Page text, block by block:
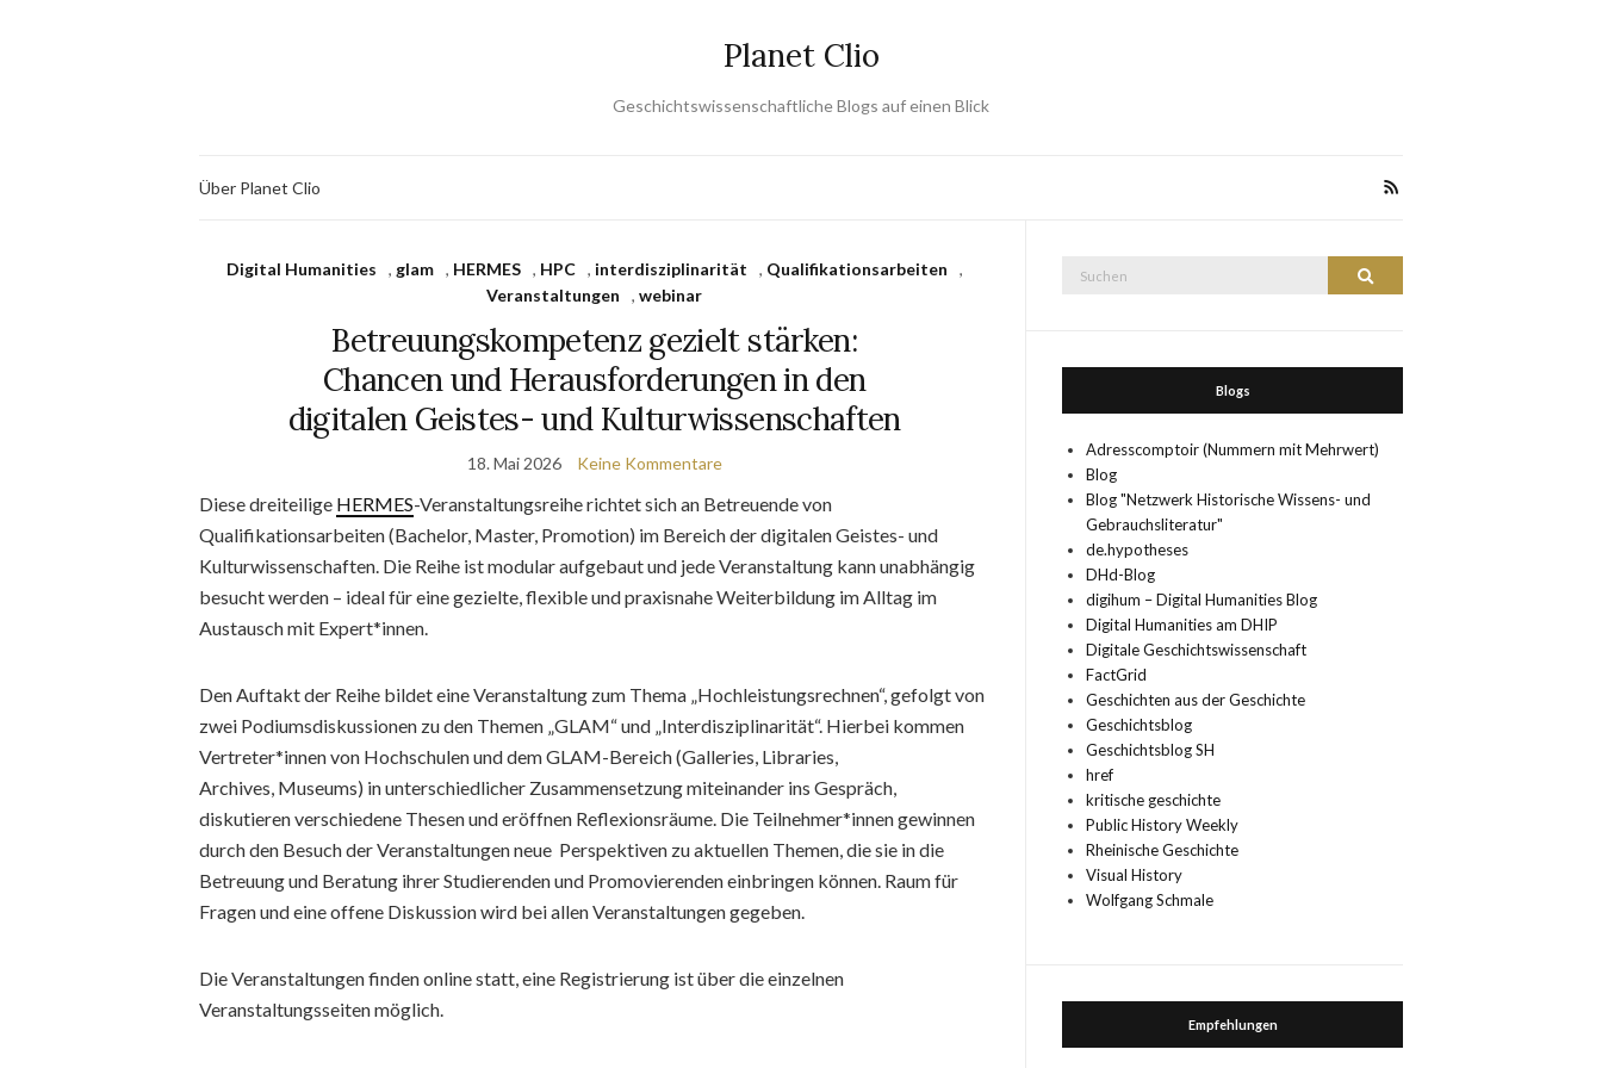
Planet Clio
Geschichtswissenschaftliche Blogs auf einen Blick
Über Planet Clio
Digital Humanities , glam , HERMES , HPC , interdisziplinarität , Qualifikationsarbeiten
,
Veranstaltungen
,webinar
Betreuungskompetenz gezielt stärken:
Chancen und Herausforderungen in den
digitalen Geistes- und Kulturwissenschaften
18. Mai 2026 Keine Kommentare
Diese dreiteilige HERMES-Veranstaltungsreihe richtet sich an Betreuende von
Qualifikationsarbeiten (Bachelor, Master, Promotion) im Bereich der digitalen Geistes- und
Kulturwissenschaften. Die Reihe ist modular aufgebaut und jede Veranstaltung kann unabhängig
besucht werden – ideal für eine gezielte, flexible und praxisnahe Weiterbildung im Alltag im
Austausch mit Expert*innen.
Den Auftakt der Reihe bildet eine Veranstaltung zum Thema „Hochleistungsrechnen“, gefolgt von
zwei Podiumsdiskussionen zu den Themen „GLAM“ und „Interdisziplinarität“. Hierbei kommen
Vertreter*innen von Hochschulen und dem GLAM-Bereich (Galleries, Libraries,
Archives, Museums) in unterschiedlicher Zusammensetzung miteinander ins Gespräch,
diskutieren verschiedene Thesen und eröffnen Reflexionsräume. Die Teilnehmer*innen gewinnen
durch den Besuch der Veranstaltungen neue Perspektiven zu aktuellen Themen, die sie in die
Betreuung und Beratung ihrer Studierenden und Promovierenden einbringen können. Raum für
Fragen und eine offene Diskussion wird bei allen Veranstaltungen gegeben.
Die Veranstaltungen finden online statt, eine Registrierung ist über die einzelnen
Veranstaltungsseiten möglich.
Suchen
Blogs
Adresscomptoir (Nummern mit Mehrwert)
Blog
Blog "Netzwerk Historische Wissens- und
Gebrauchsliteratur"
de.hypotheses
DHd-Blog
digihum – Digital Humanities Blog
Digital Humanities am DHIP
Digitale Geschichtswissenschaft
FactGrid
Geschichten aus der Geschichte
Geschichtsblog
Geschichtsblog SH
href
kritische geschichte
Public History Weekly
Rheinische Geschichte
Visual History
Wolfgang Schmale
Empfehlungen